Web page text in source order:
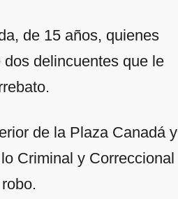
de 15 años, quienes
delincuentes que le
de la Plaza Canadá y
Criminal y Correccional